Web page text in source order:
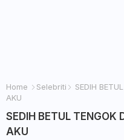
Home Selebriti
SEDIH
AKU
SEDIH BETUL TENGOK
AKU